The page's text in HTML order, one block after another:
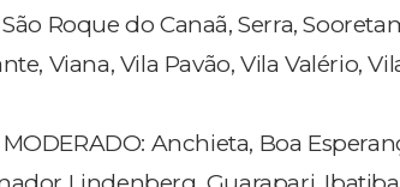
Roque do Canaã, Serra,
Viana, Vila Pavão, Vila Valério,
MODERADO: Anchieta, Boa